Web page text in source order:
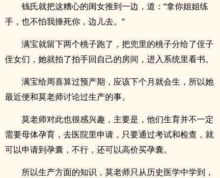
钱氏就把这糟心的闺女推到一边，道：“拿你姐姐练
手，也不怕我捶死你，边儿去。”
满宝就留下两个桃子跑了，把兜里的桃子分给了侄子
侄女们，她就拍了拍手回自己的房间，进入系统里看书。
满宝给周喜算过预产期，应该下个月就会生，所以她
最近便和莫老师讨论过生产的事。
莫老师对此也很感兴趣，主要是，他们生育并不一定
需要母体孕育，去医院里申请，只要通过考试和检查，就
可以申请到孕囊，不行，还可以高价买孕囊。
所以生产方面的知识，莫老师只从历史医学中学到，